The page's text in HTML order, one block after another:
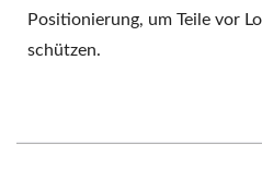
Positionierung, um Teile vor
schützen.